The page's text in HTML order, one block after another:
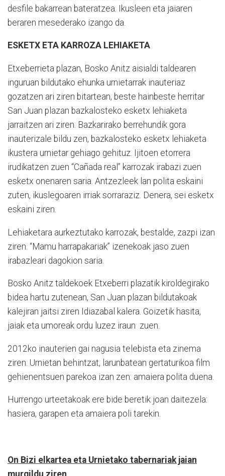
desfile bakarrean bateratzea. Ikusleen eta jaiaren
beraren mesederako izango da.
ESKETX ETA KARROZA LEHIAKETA
Etxeberrieta plazan, Bosko Anitz aisialdi taldearen
inguruan bildutako ehunka urnietarrak inauteriaz
gozatzen ari ziren bitartean, beste hainbeste herritar
San Juan plazan bazkalosteko esketx lehiaketa
jarraitzen ari ziren. Bazkarirako berrehundik gora
inauterizale bildu zen, bazkalosteko esketx lehiaketa
ikustera urnietar gehiago gehituz. Ijitoen etorrera
irudikatzen zuen “Cañada real” karrozak irabazi zuen
esketx onenaren saria. Antzezleek lan polita eskaini
zuten, ikuslegoaren irriak sorraraziz. Denera, sei esketx
eskaini ziren.
Lehiaketara aurkeztutako karrozak, bestalde, zazpi izan
ziren. “Mamu harrapakariak” izenekoak jaso zuen
irabazleari dagokion saria.
Bosko Anitz taldekoek Etxeberri plazatik kiroldegirako
bidea hartu zutenean, San Juan plazan bildutakoak
kalejiran jaitsi ziren Idiazabal kalera. Goizetik hasita,
jaiak eta umoreak ordu luzez iraun zuen.
2012ko inauterien gai nagusia telebista eta zinema
ziren. Urnietan behintzat, larunbatean gertaturikoa film
gehienentsuen parekoa izan zen: amaiera polita duena.
Hurrengo urteetakoak ere bide beretik joan daitezela:
hasiera, garapen eta amaiera poli tarekin.
On Bizi elkartea eta Urnietako tabernariak jaian
murgildu ziren